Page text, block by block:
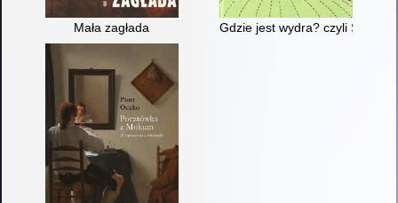
Mała zagłada Gdzie jest wydra? czyli